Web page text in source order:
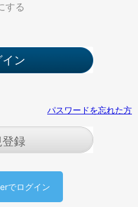
する
パスワードを忘れた方
録
でログイン